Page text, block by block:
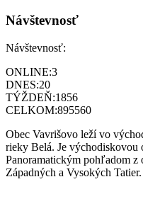
Návštevnosť
Návštevnosť:
ONLINE:3
DNES:20
TÝŽDEŇ:1856
CELKOM:895560
Obec Vavrišovo leží vo
rieky Belá. Je východiskovou
Panoramatickým pohľadom
Západných a Vysokých Tatier.